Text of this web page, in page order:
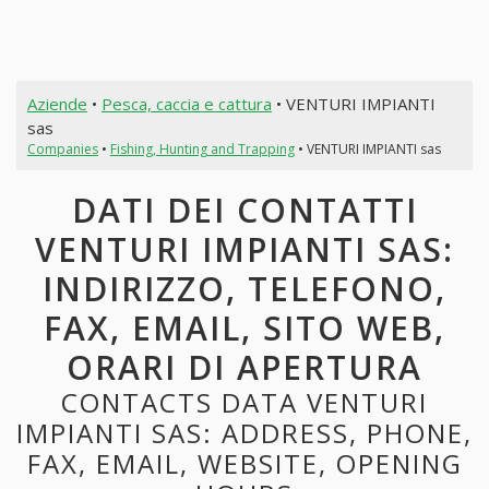
Aziende • Pesca, caccia e cattura • VENTURI IMPIANTI
sas
Companies• Fishing, Hunting and Trapping• VENTURI IMPIANTI sas
DATI DEI CONTATTI
VENTURI IMPIANTI SAS:
INDIRIZZO, TELEFONO,
FAX, EMAIL, SITO WEB,
ORARI DI APERTURA
CONTACTS DATA VENTURI
IMPIANTI SAS: ADDRESS, PHONE,
FAX, EMAIL, WEBSITE, OPENING